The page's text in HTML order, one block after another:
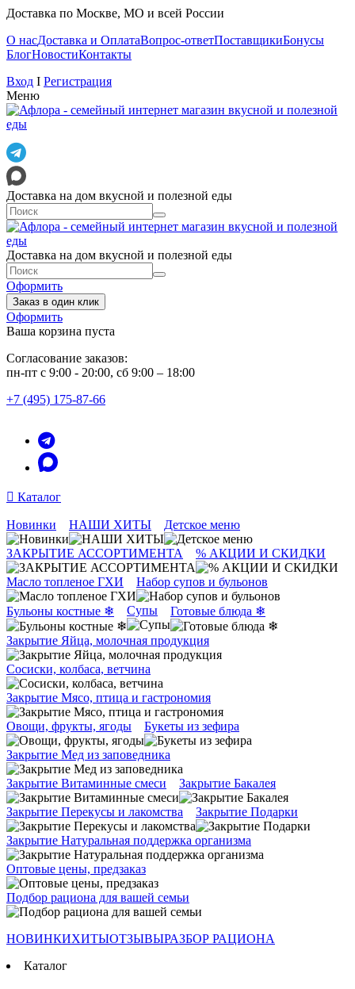
Доставка по Москве, МО и всей России
О насДоставка и ОплатаВопрос-ответПоставщикиБонусы
БлогНовостиКонтакты
Вход I Регистрация
Меню
Доставка на дом вкусной и полезной еды
Доставка на дом вкусной и полезной еды
Оформить
Заказ в один клик
Оформить
Ваша корзина пуста
Согласование заказов:
пн-пт с 9:00 - 20:00, сб 9:00 – 18:00
+7 (495) 175-87-66
Каталог
Новинки НАШИ ХИТЫ Детское меню
ЗАКРЫТИЕ АССОРТИМЕНТА % АКЦИИ И СКИДКИ
Масло топленое ГХИ Набор супов и бульонов
Бульоны костные ❄ Супы Готовые блюда ❄
Закрытие Яйца, молочная продукция
Сосиски, колбаса, ветчина
Закрытие Мясо, птица и гастрономия
Овощи, фрукты, ягоды Букеты из зефира
Закрытие Мед из заповедника
Закрытие Витаминные смеси Закрытие Бакалея
Закрытие Перекусы и лакомства Закрытие Подарки
Закрытие Натуральная поддержка организма
Оптовые цены, предзаказ
Подбор рациона для вашей семьи
НОВИНКИХИТЫОТЗЫВЫРАЗБОР РАЦИОНА
Каталог